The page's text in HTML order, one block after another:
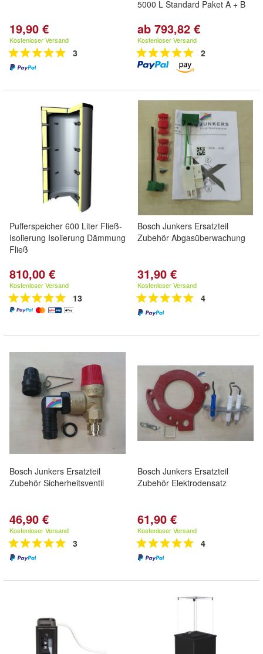
19,90 €
Kostenloser Versand
3
5000 L Standard Paket A + B
ab 793,82 €
Kostenloser Versand
2
Pufferspeicher 600 Liter Fließ-
Isolierung Isolierung Dämmung
Fließ
810,00 €
Kostenloser Versand
13
Bosch Junkers Ersatzteil
Zubehör Abgasüberwachung
31,90 €
Kostenloser Versand
4
Bosch Junkers Ersatzteil
Zubehör Sicherheitsventil
46,90 €
Kostenloser Versand
3
Bosch Junkers Ersatzteil
Zubehör Elektrodensatz
61,90 €
Kostenloser Versand
4